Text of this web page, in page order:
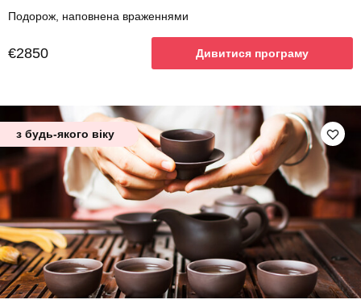
Подорож, наповнена враженнями
€2850 Дивитися програму
з будь-якого віку